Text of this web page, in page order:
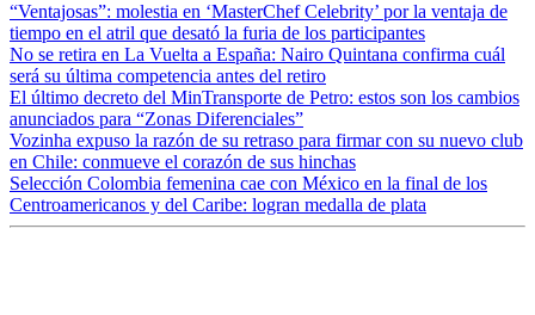
“Ventajosas”: molestia en ‘MasterChef Celebrity’ por la ventaja de
tiempo en el atril que desató la furia de los participantes
No se retira en La Vuelta a España: Nairo Quintana confirma cuál
será su última competencia antes del retiro
El último decreto del MinTransporte de Petro: estos son los cambios
anunciados para “Zonas Diferenciales”
Vozinha expuso la razón de su retraso para firmar con su nuevo club
en Chile: conmueve el corazón de sus hinchas
Selección Colombia femenina cae con México en la final de los
Centroamericanos y del Caribe: logran medalla de plata